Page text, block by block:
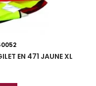
EN 471 JAUNE XL